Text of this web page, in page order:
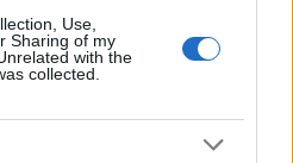
Use,
Sharing of my
with the
collected.
ο
εξηγήσεις πήραν
και χειριστής που
«πάρκαραν» το